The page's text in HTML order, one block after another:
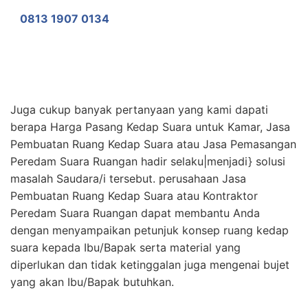
0813 1907 0134
Juga cukup banyak pertanyaan yang kami dapati
berapa Harga Pasang Kedap Suara untuk Kamar, Jasa
Pembuatan Ruang Kedap Suara atau Jasa Pemasangan
Peredam Suara Ruangan hadir selaku|menjadi} solusi
masalah Saudara/i tersebut. perusahaan Jasa
Pembuatan Ruang Kedap Suara atau Kontraktor
Peredam Suara Ruangan dapat membantu Anda
dengan menyampaikan petunjuk konsep ruang kedap
suara kepada Ibu/Bapak serta material yang
diperlukan dan tidak ketinggalan juga mengenai bujet
yang akan Ibu/Bapak butuhkan.